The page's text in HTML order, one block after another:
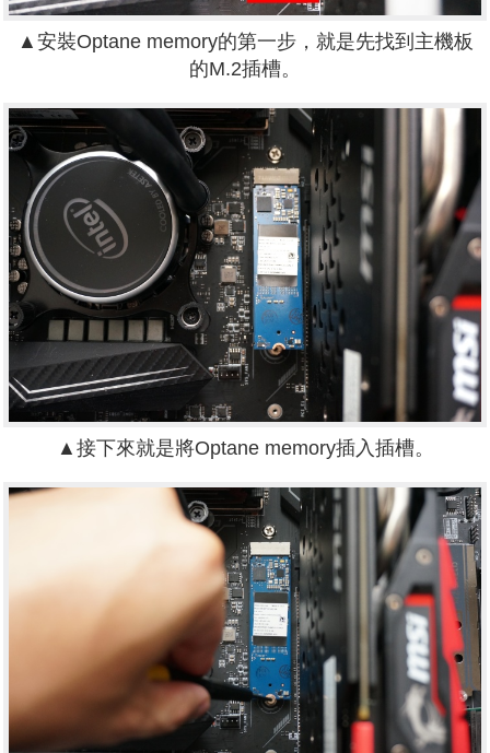
▲安裝Optane memory的第一步，就是先找到主機板
的M.2插槽。
▲接下來就是將Optane memory插入插槽。